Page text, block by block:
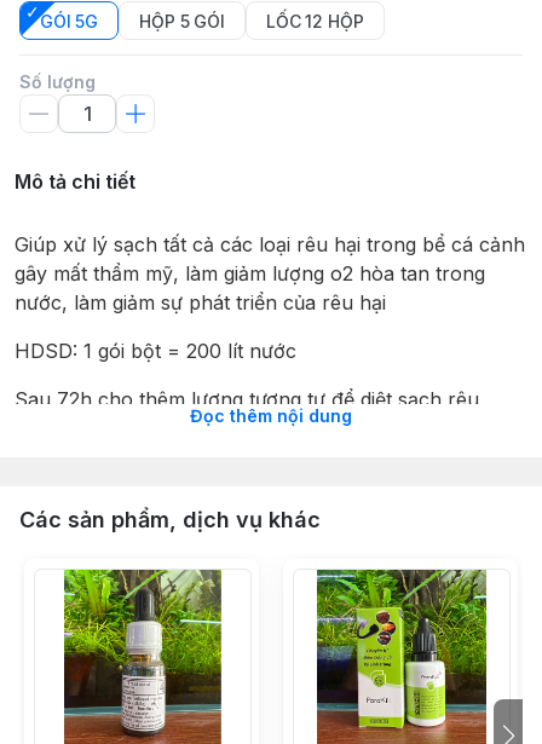
GÓI 5G
HỘP 5 GÓI LỐC 12 HỘP
Số lượng
Mô tả chi tiết
Giúp xử lý sạch tất cả các loại rêu hại trong bể cá cảnh
gây mất thẩm mỹ, làm giảm lượng o2 hòa tan trong
nước, làm giảm sự phát triển của rêu hại
HDSD: 1 gói bột = 200 lít nước
Sau 72h cho thêm lượng tương tự để diệt sạch rêu
Đọc thêm nội dung
Các sản phẩm, dịch vụ khác